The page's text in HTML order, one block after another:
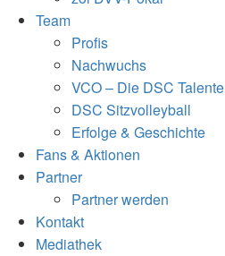
Team
Profis
Nachwuchs
VCO – Die DSC Talente
DSC Sitzvolleyball
Erfolge & Geschichte
Fans & Aktionen
Partner
Partner werden
Kontakt
Mediathek